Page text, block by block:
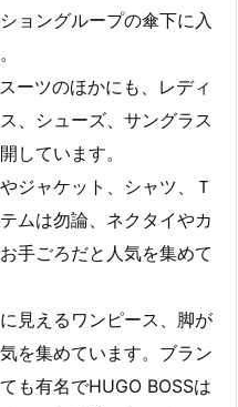
ョングループの傘下に入
ーツのほかにも、レディ
、シューズ、サングラス
しています。
ジャケット、シャツ、Ｔ
ムは勿論、ネクタイやカ
手ごろだと人気を集めて
見えるワンピース、脚が
を集めています。ブラン
も有名でHUGO BOSSは